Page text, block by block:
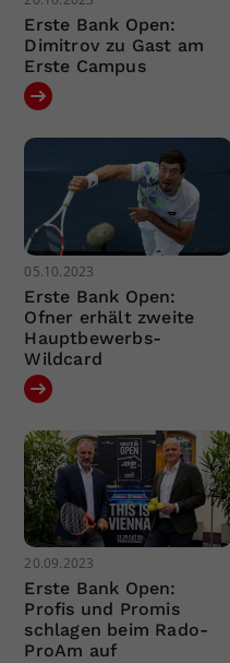
Erste Bank Open:
Dimitrov zu Gast am
Erste Campus
05.10.2023
Erste Bank Open:
Ofner erhält zweite
Hauptbewerbs-
Wildcard
20.09.2023
Erste Bank Open:
Profis und Promis
schlagen beim Rado-
ProAm auf